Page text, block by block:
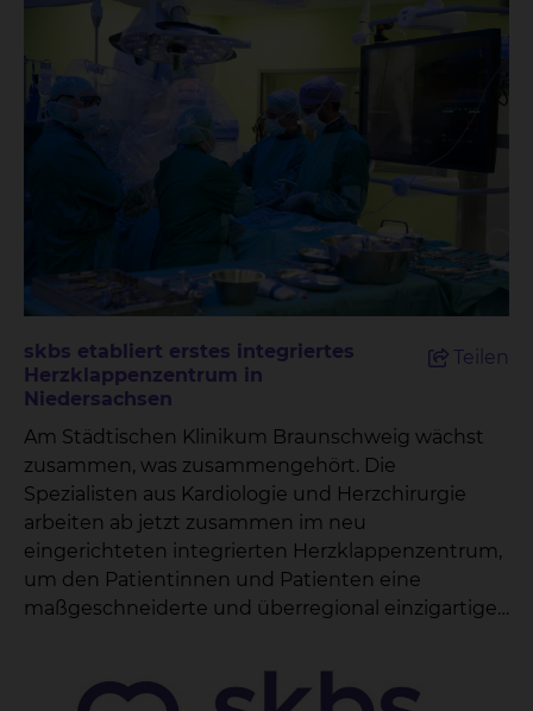
skbs etabliert erstes integriertes
Herzklappenzentrum in
Niedersachsen
Teilen
Am Städtischen Klinikum Braunschweig wächst
zusammen, was zusammengehört. Die
Spezialisten aus Kardiologie und Herzchirurgie
arbeiten ab jetzt zusammen im neu
eingerichteten integrierten Herzklappenzentrum,
um den Patientinnen und Patienten eine
maßgeschneiderte und überregional einzigartige
ergebnisoffen die modernsten und